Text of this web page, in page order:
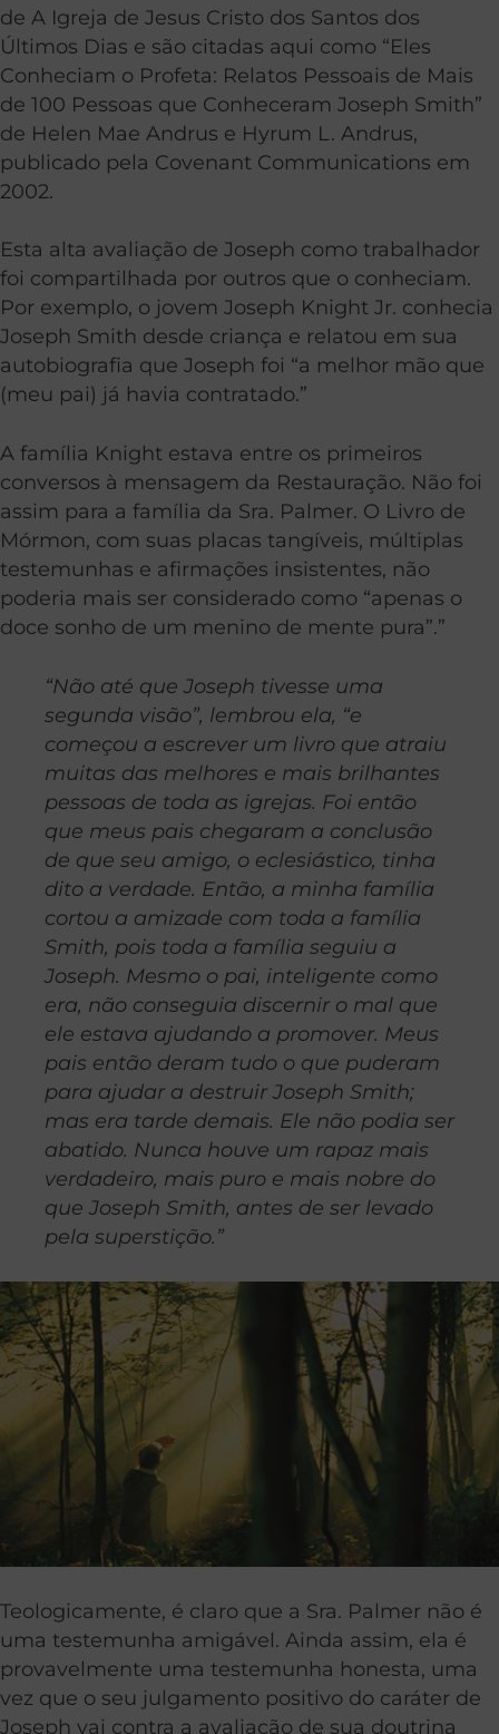
de A Igreja de Jesus Cristo dos Santos dos
Últimos Dias e são citadas aqui como “Eles
Conheciam o Profeta: Relatos Pessoais de Mais
de 100 Pessoas que Conheceram Joseph Smith”
de Helen Mae Andrus e Hyrum L. Andrus,
publicado pela Covenant Communications em
2002.
Esta alta avaliação de Joseph como trabalhador
foi compartilhada por outros que o conheciam.
Por exemplo, o jovem Joseph Knight Jr. conhecia
Joseph Smith desde criança e relatou em sua
autobiografia que Joseph foi “a melhor mão que
(meu pai) já havia contratado.”
A família Knight estava entre os primeiros
conversos à mensagem da Restauração. Não foi
assim para a família da Sra. Palmer. O Livro de
Mórmon, com suas placas tangíveis, múltiplas
testemunhas e afirmações insistentes, não
poderia mais ser considerado como “apenas o
doce sonho de um menino de mente pura”.”
“Não até que Joseph tivesse uma
segunda visão”, lembrou ela, “e
começou a escrever um livro que atraiu
muitas das melhores e mais brilhantes
pessoas de toda as igrejas. Foi então
que meus pais chegaram a conclusão
de que seu amigo, o eclesiástico, tinha
dito a verdade. Então, a minha família
cortou a amizade com toda a família
Smith, pois toda a família seguiu a
Joseph. Mesmo o pai, inteligente como
era, não conseguia discernir o mal que
ele estava ajudando a promover. Meus
pais então deram tudo o que puderam
para ajudar a destruir Joseph Smith;
mas era tarde demais. Ele não podia ser
abatido. Nunca houve um rapaz mais
verdadeiro, mais puro e mais nobre do
que Joseph Smith, antes de ser levado
pela superstição.”
Teologicamente, é claro que a Sra. Palmer não é
uma testemunha amigável. Ainda assim, ela é
provavelmente uma testemunha honesta, uma
vez que o seu julgamento positivo do caráter de
Joseph vai contra a avaliação de sua doutrina